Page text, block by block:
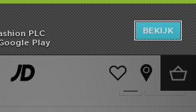
PLC
Play
BEKIJK
T-shirts & Poloshirts